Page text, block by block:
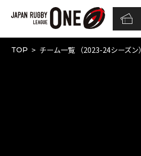
TOP チーム一覧 （2023-24シーズン）